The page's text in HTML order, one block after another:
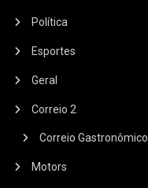
Política
Esportes
Geral
Correio 2
Correio Gastronômico
Motors